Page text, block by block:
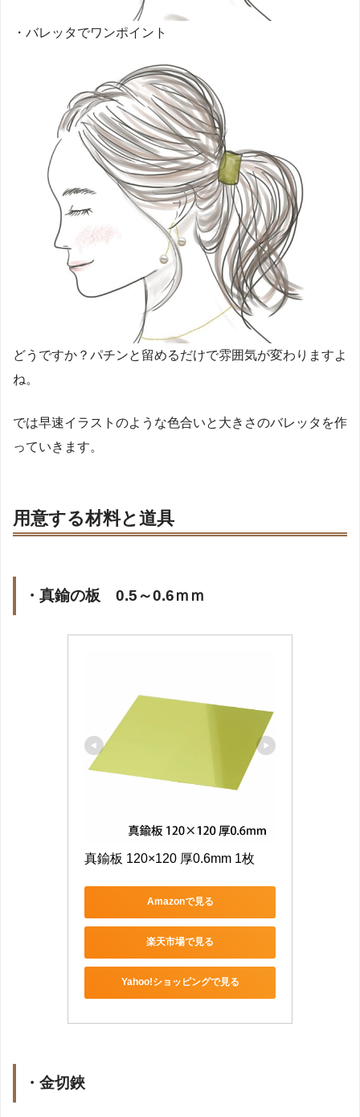
・バレッタでワンポイント
どうですか？パチンと留めるだけで雰囲気が変わりますよ
ね。
では早速イラストのような色合いと大きさのバレッタを作
っていきます。
用意する材料と道具
・真鍮の板 0.5～0.6ｍｍ
真鍮板 120×120 厚0.6mm 1枚
Amazonで見る
楽天市場で見る
Yahoo!ショッピングで見る
・ 金切鋏